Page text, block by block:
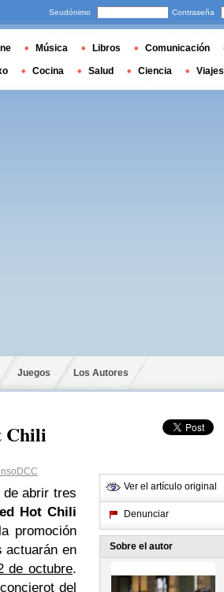
Juegos Los Autores
Chili
abrir tres
Hot Chili
promoción
actuarán en
de octubre.
del
Ver el artículo original
Denunciar
Sobre el autor
Seudónimo Contraseña
Música Libros Comunicación
Cocina Salud Ciencia Viajes